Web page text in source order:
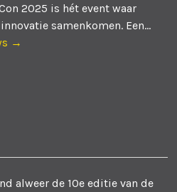
2025 is hét event waar
samenkomen. Een...
→
alweer de 10e editie van de